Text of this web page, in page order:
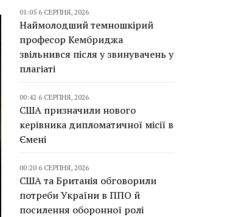
01:05 6 СЕРПНЯ, 2026
Наймолодший темношкірий
професор Кембриджа
звільнився після у звинувачень у
плагіаті
00:42 6 СЕРПНЯ, 2026
США призначили нового
керівника дипломатичної місії в
Ємені
00:20 6 СЕРПНЯ, 2026
США та Британія обговорили
потреби України в ППО й
посилення оборонної ролі